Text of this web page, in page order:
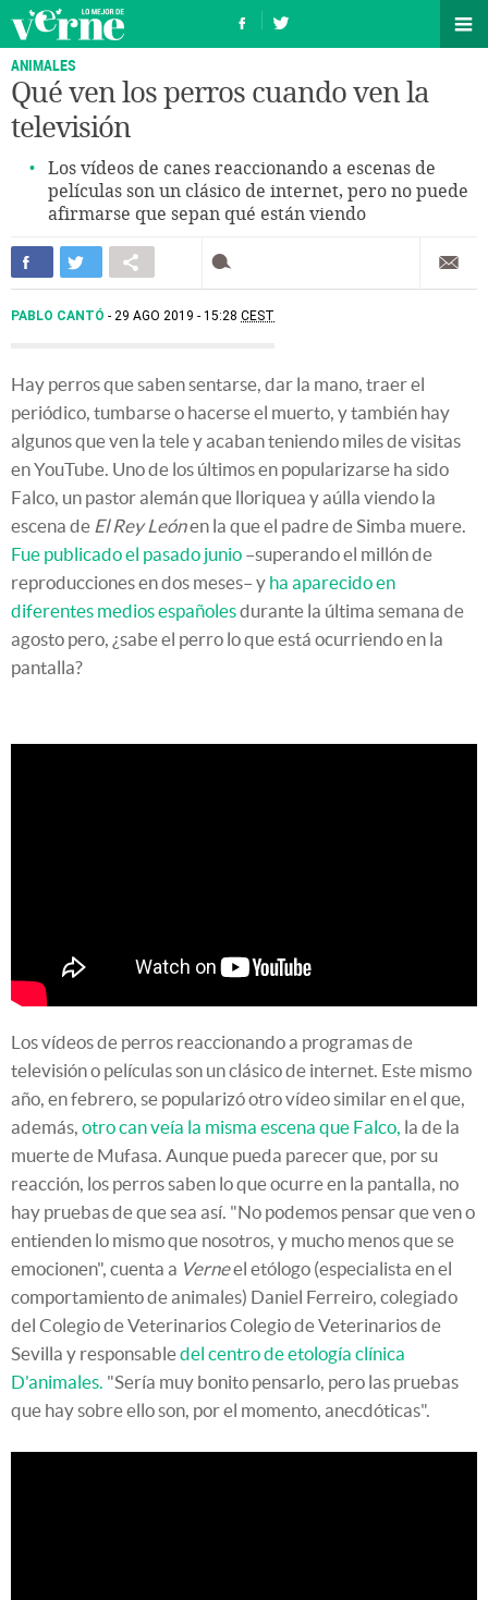
ANIMALES
Qué ven los perros cuando ven la
televisión
Los vídeos de canes reaccionando a escenas de
películas son un clásico de internet, pero no puede
afirmarse que sepan qué están viendo
PABLO CANTÓ 29 AGO 2019 - 15:28 CEST
Hay perros que saben sentarse, dar la mano, traer el
periódico, tumbarse o hacerse el muerto, y también hay
algunos que ven la tele y acaban teniendo miles de visitas
en YouTube. Uno de los últimos en popularizarse ha sido
Falco, un pastor alemán que lloriquea y aúlla viendo la
escena de El Rey Leónen la que el padre de Simba muere.
Fue publicado el pasado junio –superando el millón de
reproducciones en dos meses– y ha aparecido en
diferentes medios españolesdurante la última semana de
agosto pero, ¿sabe el perro lo que está ocurriendo en la
pantalla?
Los vídeos de perros reaccionando a programas de
televisión o películas son un clásico de internet. Este mismo
año, en febrero, se popularizó otro vídeo similar en el que,
además, otro can veía la misma escena que Falco, la de la
muerte de Mufasa. Aunque pueda parecer que, por su
reacción, los perros saben lo que ocurre en la pantalla, no
hay pruebas de que sea así. "No podemos pensar que ven o
entienden lo mismo que nosotros, y mucho menos que se
emocionen", cuenta a Verneel etólogo (especialista en el
comportamiento de animales) Daniel Ferreiro, colegiado
del Colegio de Veterinarios Colegio de Veterinarios de
Sevilla y responsabledel centro de etología clínica
D'animales. "Sería muy bonito pensarlo, pero las pruebas
que hay sobre ello son, por el momento, anecdóticas".